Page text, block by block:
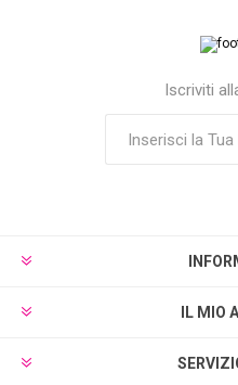
Iscriviti
IL MIO